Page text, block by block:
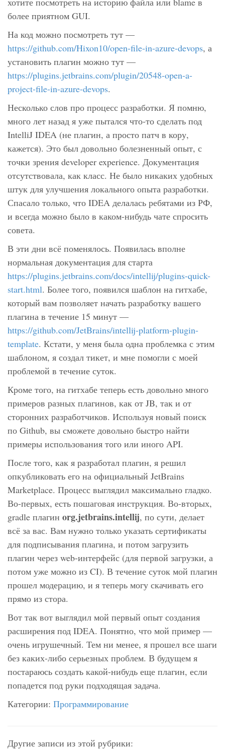
более приятном GUI.
На код можно посмотреть тут —
https://github.com/Hixon10/open-file-in-azure-devops, а
установить плагин можно тут —
https://plugins.jetbrains.com/plugin/20548-open-a-
project-file-in-azure-devops.
Несколько слов про процесс разработки. Я помню,
много лет назад я уже пытался что-то сделать под
IntelliJ IDEA (не плагин, а просто патч в кору,
кажется). Это был довольно болезненный опыт, с
точки зрения developer experience. Документация
отсутствовала, как класс. Не было никаких удобных
штук для улучшения локального опыта разработки.
Спасало только, что IDEA делалась ребятами из РФ,
и всегда можно было в каком-нибудь чате спросить
совета.
В эти дни всё поменялось. Появилась вполне
нормальная документация для старта
https://plugins.jetbrains.com/docs/intellij/plugins-quick-
start.html. Более того, появился шаблон на гитхабе,
который вам позволяет начать разработку вашего
плагина в течение 15 минут —
https://github.com/JetBrains/intellij-platform-plugin-
template. Кстати, у меня была одна проблемка с этим
шаблоном, я создал тикет, и мне помогли с моей
проблемой в течение суток.
Кроме того, на гитхабе теперь есть довольно много
примеров разных плагинов, как от JB, так и от
сторонних разработчиков. Используя новый поиск
по Github, вы сможете довольно быстро найти
примеры использования того или иного API.
После того, как я разработал плагин, я решил
опкубликовать его на официальный JetBrains
Marketplace. Процесс выглядил максимально гладко.
Во-первых, есть пошаговая инструкция. Во-вторых,
gradle плагин org.jetbrains.intellij, по сути, делает
всё за вас. Вам нужно только указать сертификаты
для подписывания плагина, и потом загрузить
плагин через web-интерфейс (для первой загрузки, а
потом уже можно из CI). В течение суток мой плагин
прошел модерацию, и я теперь могу скачивать его
прямо из стора.
Вот так вот выглядил мой первый опыт создания
расширения под IDEA. Понятно, что мой пример —
очень игрушечный. Тем ни менее, я прошел все шаги
без каких-либо серьезных проблем. В будущем я
постараюсь создать какой-нибудь еще плагин, если
попадется под руки подходящая задача.
Категории: Программирование
Другие записи из этой рубрики: